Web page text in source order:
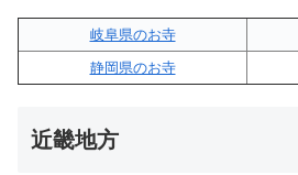
岐阜県のお寺
静岡県のお寺
近畿地方